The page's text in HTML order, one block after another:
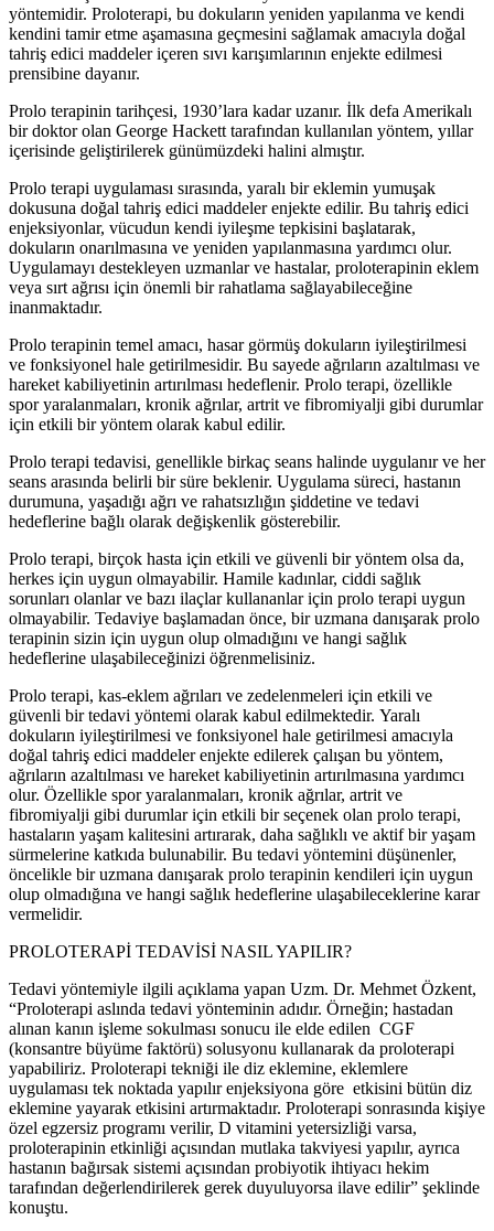
yöntemidir. Proloterapi, bu dokuların yeniden yapılanma ve kendi
kendini tamir etme aşamasına geçmesini sağlamak amacıyla doğal
tahriş edici maddeler içeren sıvı karışımlarının enjekte edilmesi
prensibine dayanır.
Prolo terapinin tarihçesi, 1930’lara kadar uzanır. İlk defa Amerikalı
bir doktor olan George Hackett tarafından kullanılan yöntem, yıllar
içerisinde geliştirilerek günümüzdeki halini almıştır.
Prolo terapi uygulaması sırasında, yaralı bir eklemin yumuşak
dokusuna doğal tahriş edici maddeler enjekte edilir. Bu tahriş edici
enjeksiyonlar, vücudun kendi iyileşme tepkisini başlatarak,
dokuların onarılmasına ve yeniden yapılanmasına yardımcı olur.
Uygulamayı destekleyen uzmanlar ve hastalar, proloterapinin eklem
veya sırt ağrısı için önemli bir rahatlama sağlayabileceğine
inanmaktadır.
Prolo terapinin temel amacı, hasar görmüş dokuların iyileştirilmesi
ve fonksiyonel hale getirilmesidir. Bu sayede ağrıların azaltılması ve
hareket kabiliyetinin artırılması hedeflenir. Prolo terapi, özellikle
spor yaralanmaları, kronik ağrılar, artrit ve fibromiyalji gibi durumlar
için etkili bir yöntem olarak kabul edilir.
Prolo terapi tedavisi, genellikle birkaç seans halinde uygulanır ve her
seans arasında belirli bir süre beklenir. Uygulama süreci, hastanın
durumuna, yaşadığı ağrı ve rahatsızlığın şiddetine ve tedavi
hedeflerine bağlı olarak değişkenlik gösterebilir.
Prolo terapi, birçok hasta için etkili ve güvenli bir yöntem olsa da,
herkes için uygun olmayabilir. Hamile kadınlar, ciddi sağlık
sorunları olanlar ve bazı ilaçlar kullananlar için prolo terapi uygun
olmayabilir. Tedaviye başlamadan önce, bir uzmana danışarak prolo
terapinin sizin için uygun olup olmadığını ve hangi sağlık
hedeflerine ulaşabileceğinizi öğrenmelisiniz.
Prolo terapi, kas-eklem ağrıları ve zedelenmeleri için etkili ve
güvenli bir tedavi yöntemi olarak kabul edilmektedir. Yaralı
dokuların iyileştirilmesi ve fonksiyonel hale getirilmesi amacıyla
doğal tahriş edici maddeler enjekte edilerek çalışan bu yöntem,
ağrıların azaltılması ve hareket kabiliyetinin artırılmasına yardımcı
olur. Özellikle spor yaralanmaları, kronik ağrılar, artrit ve
fibromiyalji gibi durumlar için etkili bir seçenek olan prolo terapi,
hastaların yaşam kalitesini artırarak, daha sağlıklı ve aktif bir yaşam
sürmelerine katkıda bulunabilir. Bu tedavi yöntemini düşünenler,
öncelikle bir uzmana danışarak prolo terapinin kendileri için uygun
olup olmadığına ve hangi sağlık hedeflerine ulaşabileceklerine karar
vermelidir.
PROLOTERAPİ TEDAVİSİ NASIL YAPILIR?
Tedavi yöntemiyle ilgili açıklama yapan Uzm. Dr. Mehmet Özkent,
“Proloterapi aslında tedavi yönteminin adıdır. Örneğin; hastadan
alınan kanın işleme sokulması sonucu ile elde edilen CGF
(konsantre büyüme faktörü) solusyonu kullanarak da proloterapi
yapabiliriz. Proloterapi tekniği ile diz eklemine, eklemlere
uygulaması tek noktada yapılır enjeksiyona göre etkisini bütün diz
eklemine yayarak etkisini artırmaktadır. Proloterapi sonrasında kişiye
özel egzersiz programı verilir, D vitamini yetersizliği varsa,
proloterapinin etkinliği açısından mutlaka takviyesi yapılır, ayrıca
hastanın bağırsak sistemi açısından probiyotik ihtiyacı hekim
tarafından değerlendirilerek gerek duyuluyorsa ilave edilir” şeklinde
konuştu.